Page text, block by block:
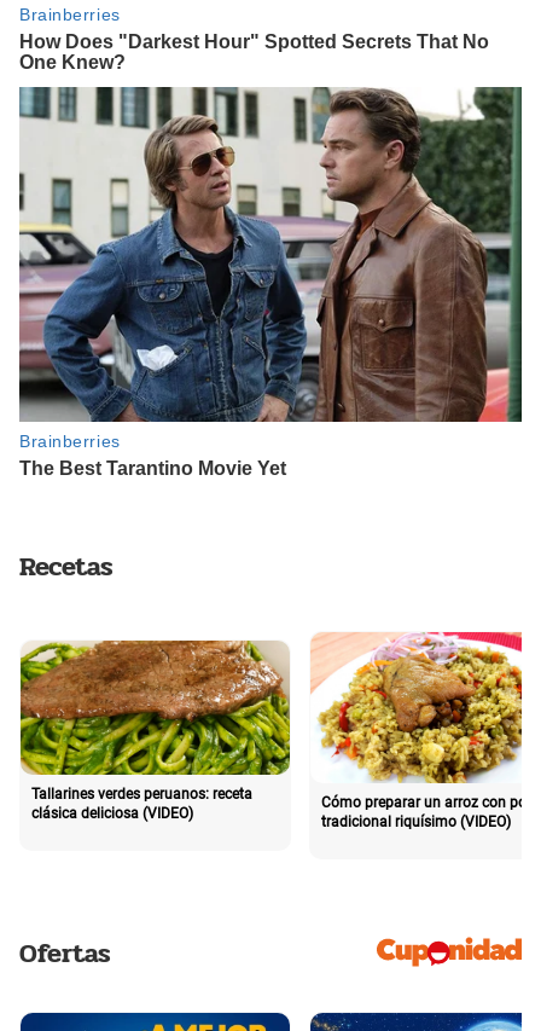
Recetas
Tallarines verdes peruanos: receta
clásica deliciosa (VIDEO)
Cómo preparar un arroz con pollo
tradicional riquísimo (VIDEO)
Ofertas